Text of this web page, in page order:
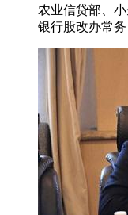
农业信贷部、
银行股改办常务